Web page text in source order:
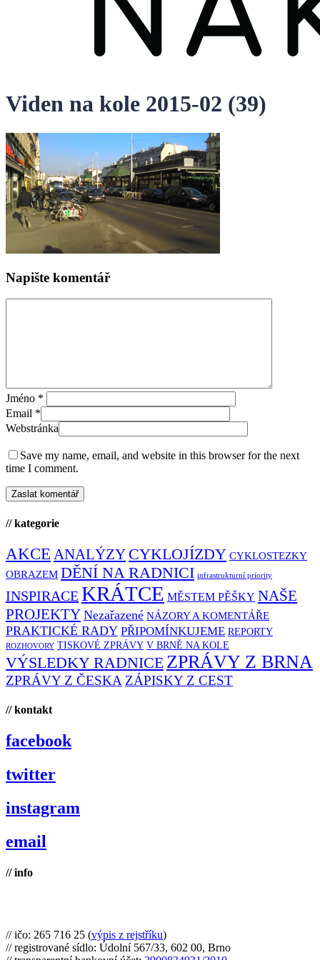
Viden na kole 2015-02 (39)
Napište komentář
Jméno *
Email *
Webstránka
Save my name, email, and website in this browser for the next
time I comment.
// kategorie
AKCE ANALÝZY CYKLOJÍZDY CYKLOSTEZKY
OBRAZEM DĚNÍ NA RADNICI infrastrukturní priority
INSPIRACEKRÁTCE MĚSTEM PĚŠKY NAŠE
PROJEKTY Nezařazené NÁZORY A KOMENTÁŘE
PRAKTICKÉ RADY PŘIPOMÍNKUJEME REPORTY
ROZHOVORY TISKOVÉ ZPRÁVY V BRNĚ NA KOLE
VÝSLEDKY RADNICE ZPRÁVY Z BRNA
ZPRÁVY Z ČESKA ZÁPISKY Z CEST
// kontakt
facebook
twitter
instagram
email
// info
// ičo: 265 716 25 (výpis z rejstříku)
// registrované sídlo: Údolní 567/33, 602 00, Brno